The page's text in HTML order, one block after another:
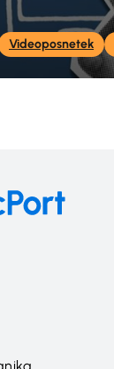
Videoposnetek